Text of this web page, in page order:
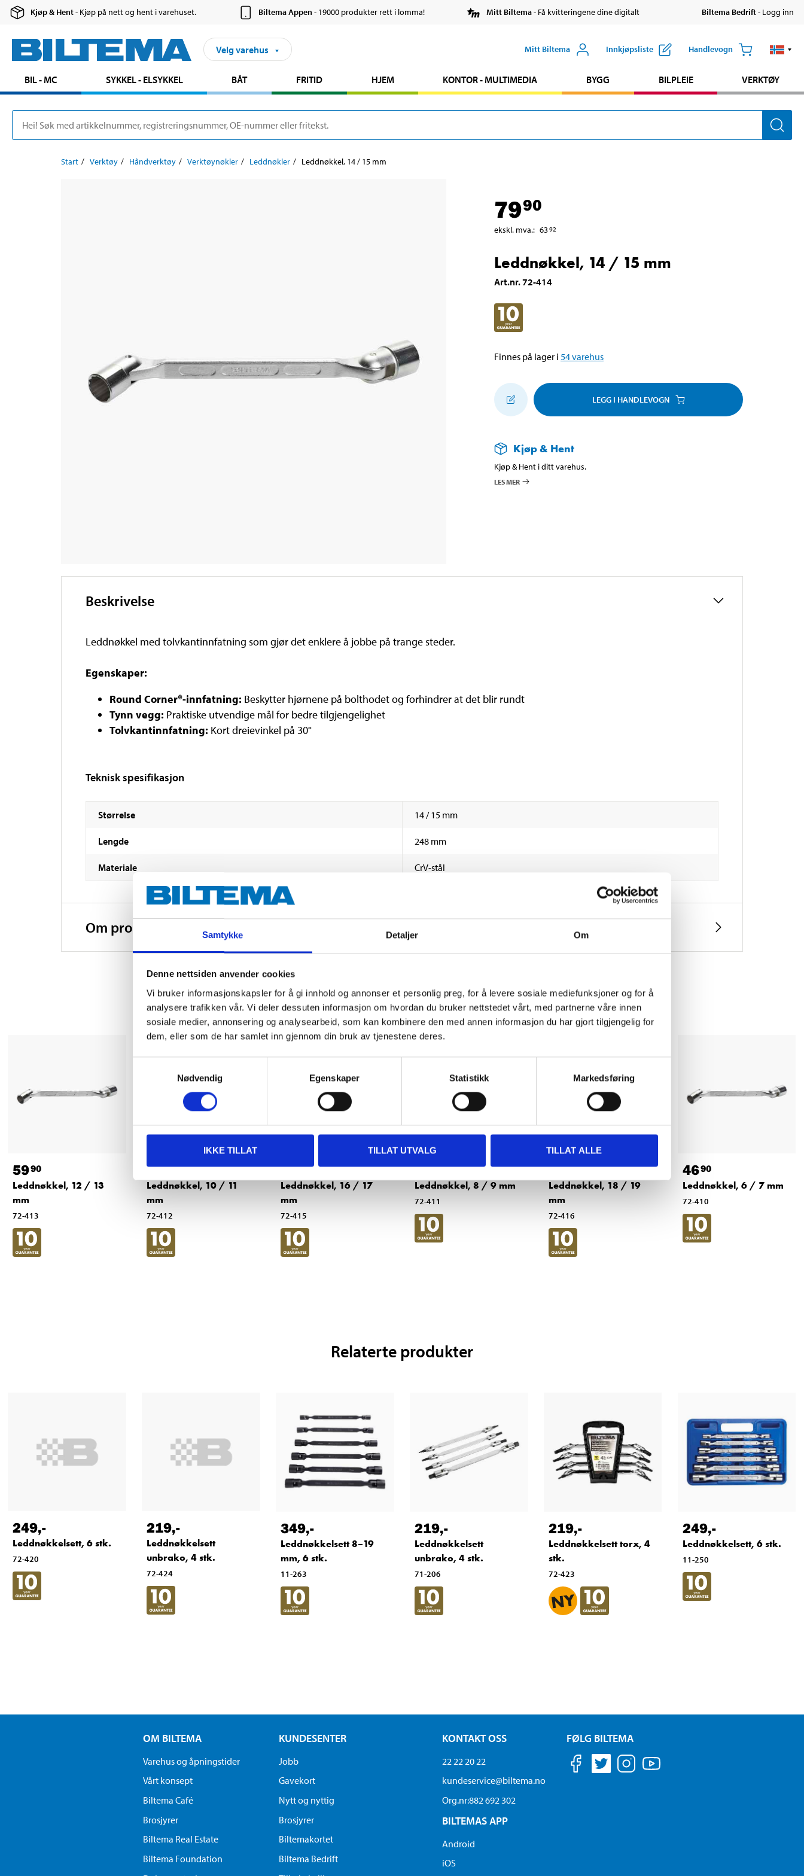
Samtykke Detaljer Om
Denne nettsiden anvender cookies
Vi bruker informasjonskapsler for å gi innhold og annonser et personlig preg, for å levere sosiale mediefunksjoner og for å
analysere trafikken vår. Vi deler dessuten informasjon om hvordan du bruker nettstedet vårt, med partnerne våre innen
sosiale medier, annonsering og analysearbeid, som kan kombinere den med annen informasjon du har gjort tilgjengelig for
dem, eller som de har samlet inn gjennom din bruk av tjenestene deres.
Nødvendig
Egenskaper Statistikk Markedsføring
IKKE TILLAT TILLAT UTVALG TILLAT ALLE
Kjøp & Hent- Kjøp på nett og hent i varehuset. Biltema Appen- 19000 produkter rett i lomma! Mitt Biltema- Få kvitteringene dine digitalt Biltema Bedrift- Logg inn
Velg varehus Mitt Biltema Innkjøpsliste Handlevogn
BIL - MC SYKKEL - ELSYKKEL BÅT FRITID HJEM KONTOR - MULTIMEDIA BYGG BILPLEIE VERKTØY
Start Verktøy Håndverktøy Verktøynøkler Leddnøkler Leddnøkkel, 14 / 15 mm
7990
ekskl. mva.: 6392
Leddnøkkel, 14 / 15 mm
Art.nr.72-414
Finnes på lager i 54varehus
LEGG I HANDLEVOGN
Kjøp & Hent
Kjøp & Hent i ditt varehus.
LES MER
Beskrivelse
Leddnøkkel med tolvkantinnfatning som gjør det enklere å jobbe på trange steder.
Egenskaper:
Round Corner®-innfatning: Beskytter hjørnene på bolthodet og forhindrer at det blir rundt
Tynn vegg: Praktiske utvendige mål for bedre tilgjengelighet
Tolvkantinnfatning: Kort dreievinkel på 30°
Teknisk spesifikasjon
Størrelse 14 / 15 mm
Lengde 248 mm
Materiale CrV-stål
Om produsenten
Andre kunder har også kjøpt
5990
Leddnøkkel, 12 / 13
mm
72-413
5990
Leddnøkkel, 10 / 11
mm
72-412
7990
Leddnøkkel, 16 / 17
mm
72-415
4990
Leddnøkkel, 8 / 9 mm
72-411
9990
Leddnøkkel, 18 / 19
mm
72-416
4690
Leddnøkkel, 6 / 7 mm
72-410
Relaterte produkter
249,-
Leddnøkkelsett, 6 stk.
72-420
219,-
Leddnøkkelsett
unbrako, 4 stk.
72-424
349,-
Leddnøkkelsett 8–19
mm, 6 stk.
11-263
219,-
Leddnøkkelsett
unbrako, 4 stk.
71-206
219,-
Leddnøkkelsett torx, 4
stk.
72-423
249,-
Leddnøkkelsett, 6 stk.
11-250
OM BILTEMA
Varehus og åpningstider
Vårt konsept
Biltema Café
Brosjyrer
Biltema Real Estate
Biltema Foundation
KUNDESENTER
Jobb
Gavekort
Nytt og nyttig
Brosjyrer
Biltemakortet
Biltema Bedrift
KONTAKT OSS
22 22 20 22
kundeservice@biltema.no
Org.nr:882 692 302
BILTEMAS APP
Android
iOS
FØLG BILTEMA